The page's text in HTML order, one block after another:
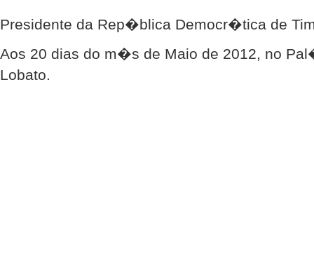
Presidente da Rep�blica Democr�tica de
Aos 20 dias do m�s de Maio de 2012, no
Lobato.